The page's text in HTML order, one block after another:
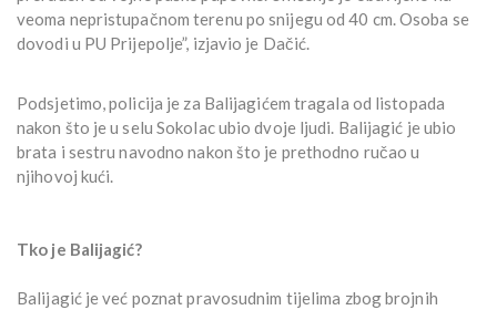
veoma nepristupačnom terenu po snijegu od 40 cm. Osoba se
dovodi u PU Prijepolje”, izjavio je Dačić.
Podsjetimo, policija je za Balijagićem tragala od listopada
nakon što je u selu Sokolac ubio dvoje ljudi. Balijagić je ubio
brata i sestru navodno nakon što je prethodno ručao u
njihovoj kući.
Tko je Balijagić?
Balijagić je već poznat pravosudnim tijelima zbog brojnih